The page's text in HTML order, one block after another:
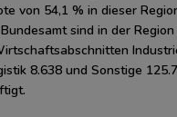
von 54,1 % in dieser
sind in der Region
8.638 und Sonstige